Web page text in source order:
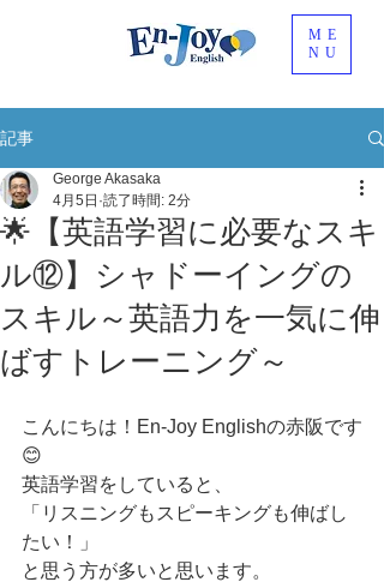
ME
NU
記事
🌟【英語学習に必要なスキ
ル⑫】シャドーイングの
スキル～英語力を一気に伸
ばすトレーニング～
George Akasaka
4月5日 読了時間: 2分
こんにちは！En-Joy Englishの赤阪です
😊
英語学習をしていると、
「リスニングもスピーキングも伸ばし
たい！」
と思う方が多いと思います。